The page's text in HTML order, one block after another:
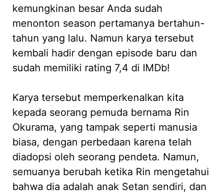
kemungkinan besar Anda sudah
menonton season pertamanya bertahun-
tahun yang lalu. Namun karya tersebut
kembali hadir dengan episode baru dan
sudah memiliki rating 7,4 di IMDb!
Karya tersebut memperkenalkan kita
kepada seorang pemuda bernama Rin
Okurama, yang tampak seperti manusia
biasa, dengan perbedaan karena telah
diadopsi oleh seorang pendeta. Namun,
semuanya berubah ketika Rin mengetahui
bahwa dia adalah anak Setan sendiri, dan